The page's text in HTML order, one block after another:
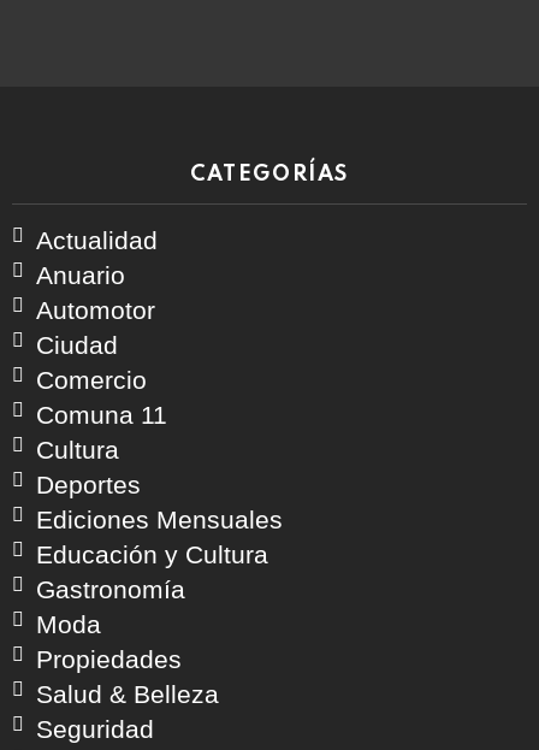
CATEGORÍAS
Actualidad
Anuario
Automotor
Ciudad
Comercio
Comuna 11
Cultura
Deportes
Ediciones Mensuales
Educación y Cultura
Gastronomía
Moda
Propiedades
Salud & Belleza
Seguridad